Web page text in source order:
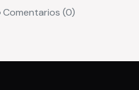
Comentarios (0)